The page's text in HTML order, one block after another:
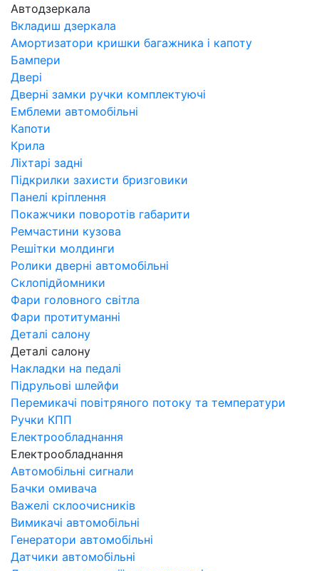
Автодзеркала
Вкладиш дзеркала
Амортизатори кришки багажника і капоту
Бампери
Двері
Дверні замки ручки комплектуючі
Емблеми автомобільні
Капоти
Крила
Ліхтарі задні
Підкрилки захисти бризговики
Панелі кріплення
Покажчики поворотів габарити
Ремчастини кузова
Решітки молдинги
Ролики дверні автомобільні
Склопідйомники
Фари головного світла
Фари протитуманні
Деталі салону
Деталі салону
Накладки на педалі
Підрульові шлейфи
Перемикачі повітряного потоку та температури
Ручки КПП
Електрообладнання
Електрообладнання
Автомобільні сигнали
Бачки омивача
Важелі склоочисників
Вимикачі автомобільні
Генератори автомобільні
Датчики автомобільні